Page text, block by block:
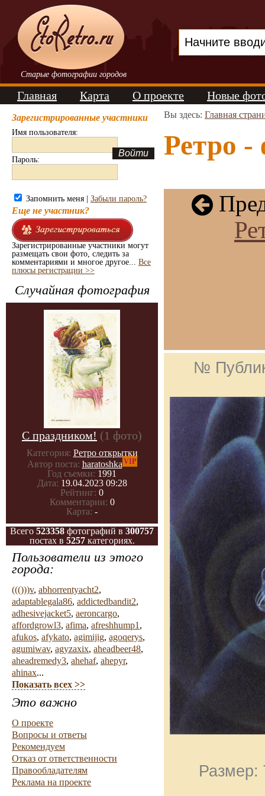
Старые фотографии городов
Главная Карта О проекте Новые
Зарегистрированные участники
Имя пользователя:
Пароль:
Запомнить меня | Забыли пароль?
Еще не участник?
Зарегистрированные участники могут
размещать свои фото, следить за
комментариями и многое другое... Все
плюсы регистрации >>
Случайная фотография
С праздником! (1 фото)
Категория: Ретро открытки
Автор поста: haratoshka VIP
Год съемки: 1991
Дата: 19.04.2023 09:28
Рейтинг: 0
Комментарии: 0
Карта: -
Всего 523358 фотографий в 300757
постах в 5257категориях.
Пользователи из этого
города:
((()))v, abhorrentyacht2,
adaptablegala86, addictedbandit2,
adhesivejacket5, aeroncargo,
affordgrowl3, afima, afreshhump1 ,
afukos, afykato, agimijig, agoqerys,
agumiwav, agyzaxix, aheadbeer48,
aheadremedy3, ahehaf, ahepyr,
ahinax...
Показать всех >>
Это важно
О проекте
Вопросы и ответы
Рекомендуем
Отказ от ответственности
Правообладателям
Реклама на проекте
Вы здесь: Главная
Ретро -
№
Размер: